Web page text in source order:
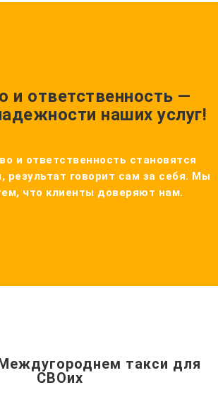
и ответственность —
наших услуг!
и ответственность становятся
результат говорит сам за себя. Мы
что клиенты доверяют нам.
такси для
СВОих